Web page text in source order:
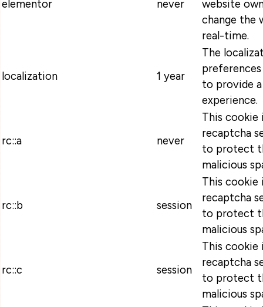
elementor never
website
change the
real-time.
localization 1 year
The
to provide
experience.
rc::a never
This cookie
recaptcha
to protect
malicious
rc::b session
This cookie
recaptcha
to protect
malicious
rc::c session
This cookie
recaptcha
to protect
malicious